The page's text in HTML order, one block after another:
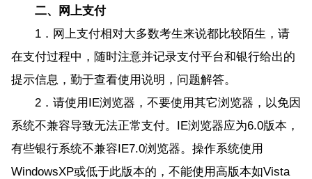
二、网上支付
1．网上支付相对大多数考生来说都比较陌生，请
在支付过程中，随时注意并记录支付平台和银行给出的
提示信息，勤于查看使用说明，问题解答。
2．请使用IE浏览器，不要使用其它浏览器，以免因
系统不兼容导致无法正常支付。IE浏览器应为6.0版本，
有些银行系统不兼容IE7.0浏览器。操作系统使用
WindowsXP或低于此版本的，不能使用高版本如Vista